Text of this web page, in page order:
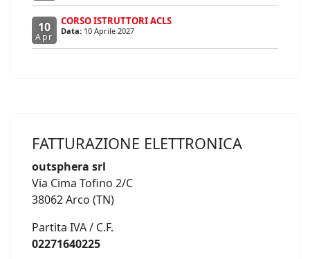
10
Apr
CORSO ISTRUTTORI ACLS
Data: 10 Aprile 2027
FATTURAZIONE ELETTRONICA
outsphera srl
Via Cima Tofino 2/C
38062 Arco (TN)
Partita IVA / C.F.
02271640225